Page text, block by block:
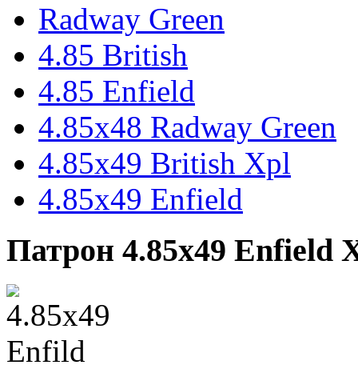
Radway Green
4.85 British
4.85 Enfield
4.85x48 Radway Green
4.85x49 British Xpl
4.85x49 Enfield
Патрон 4.85x49 Enfield